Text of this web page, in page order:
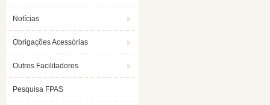
Notícias
Obrigações Acessórias
Outros Facilitadores
Pesquisa FPAS